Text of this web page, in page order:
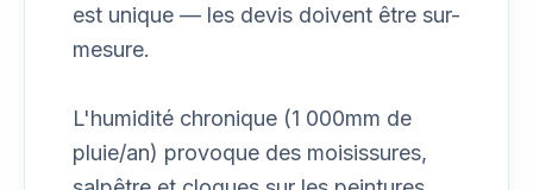
est unique — les devis doivent être sur-
mesure.
L'humidité chronique (1 000mm de
pluie/an) provoque des moisissures,